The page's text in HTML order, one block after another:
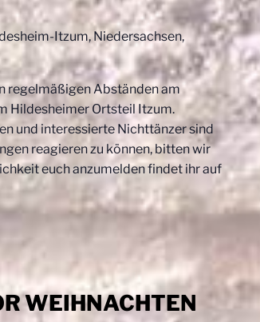
Itzum, Niedersachsen,
regelmäßigen Abständen am
Hildesheimer Ortsteil Itzum.
und interessierte Nichttänzer sind
reagieren zu können, bitten wir
euch anzumelden findet ihr auf
WEIHNACHTEN